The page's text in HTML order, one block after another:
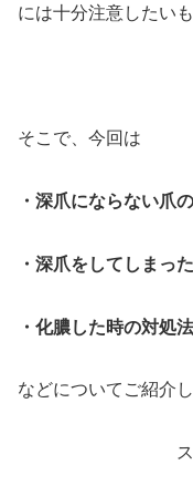
には十分注意したいも
そこで、今回は
・深爪にならない爪
・深爪をしてしまっ
・化膿した時の対処法
などについてご紹介